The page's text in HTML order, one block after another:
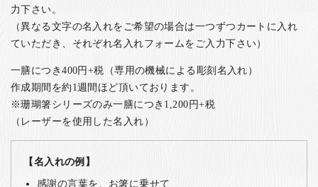
力下さい。
（異なる文字の名入れをご希望の場合は一つずつカートに入れ
ていただき、それぞれ名入れフォームをご入力下さい）
一膳につき400円+税（専用の機械による彫刻名入れ）
作成期間を約1週間ほど頂いております。
※珊瑚箸シリーズのみ一膳につき1,200円+税
（レーザーを使用した名入れ）
【名入れの例】
感謝の言葉を、お箸に乗せて